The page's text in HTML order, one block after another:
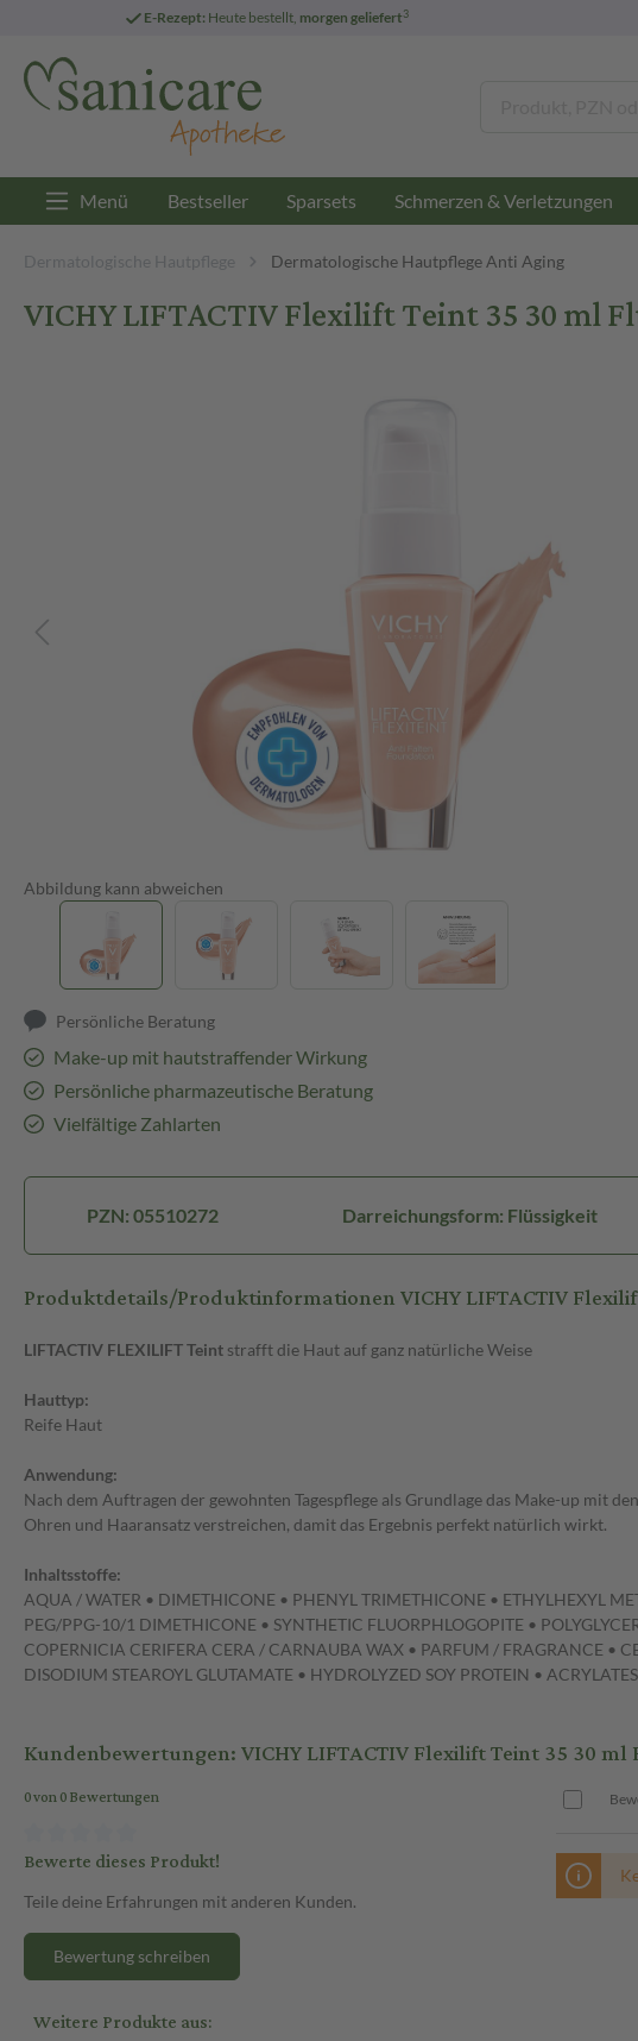
E-Rezept: Heute bestellt, morgen geliefert3
Menü Bestseller Sparsets Schmerzen & Verletzungen
Dermatologische Hautpflege Dermatologische Hautpflege Anti Aging
VICHY LIFTACTIV Flexilift Teint 35 30 ml
Abbildung kann abweichen
Persönliche Beratung
Make-up mit hautstraffender Wirkung
Persönliche pharmazeutische Beratung
Vielfältige Zahlarten
PZN: 05510272 Darreichungsform: Flüssigkeit
Produktdetails/Produktinformationen VICHY LIFTACTIV
LIFTACTIV FLEXILIFT Teint strafft die Haut auf ganz natürliche Weise
Hauttyp:
Reife Haut
Anwendung:
Nach dem Auftragen der gewohnten Tagespflege als Grundlage das Make-up mit
Ohren und Haaransatz verstreichen, damit das Ergebnis perfekt natürlich wirkt.
Inhaltsstoffe:
AQUA / WATER • DIMETHICONE • PHENYL TRIMETHICONE • ETHYLHEXYL
PEG/PPG-10/1 DIMETHICONE • SYNTHETIC FLUORPHLOGOPITE •
COPERNICIA CERIFERA CERA / CARNAUBA WAX • PARFUM / FRAGRANCE •
DISODIUM STEAROYL GLUTAMATE • HYDROLYZED SOY PROTEIN •
Kundenbewertungen: VICHY LIFTACTIV Flexilift Teint 35 30 ml
0 von 0 Bewertungen
Bewerte dieses Produkt!
Teile deine Erfahrungen mit anderen Kunden.
Bewertung schreiben
Weitere Produkte aus: